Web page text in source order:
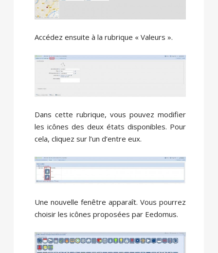
Accédez ensuite à la rubrique « Valeurs ».
Dans cette rubrique, vous pouvez modifier
les icônes des deux états disponibles. Pour
cela, cliquez sur l’un d’entre eux.
Une nouvelle fenêtre apparaît. Vous pourrez
choisir les icônes proposées par Eedomus.